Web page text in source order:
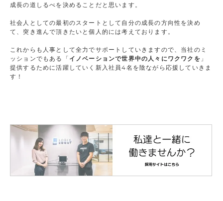
成長の道しるべを決めることだと思います。
社会人としての最初のスタートとして自分の成長の方向性を決め
て、突き進んで頂きたいと個人的には考えております。
これからも人事として全力でサポートしていきますので、当社のミ
ッションでもある「 イノベーションで世界中の人々にワクワクを 」
提供するために活躍していく新入社員4名を陰ながら応援していきま
す！